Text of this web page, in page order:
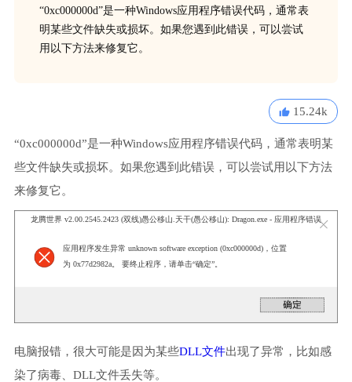
“0xc000000d”是一种Windows应用程序错误代码，通常表
明某些文件缺失或损坏。如果您遇到此错误，可以尝试
用以下方法来修复它。
15.24k
“0xc000000d”是一种Windows应用程序错误代码，通常表明某
些文件缺失或损坏。如果您遇到此错误，可以尝试用以下方法
来修复它。
龙腾世界 v2.00.2545.2423 (双线)愚公移山.天干(愚公移山): Dragon.exe - 应用程序错误
应用程序发生异常 unknown software exception (0xc000000d)，位置
为 0x77d2982a。 要终止程序，请单击“确定”。
电脑报错，很大可能是因为某些DLL文件出现了异常，比如感
染了病毒、DLL文件丢失等。